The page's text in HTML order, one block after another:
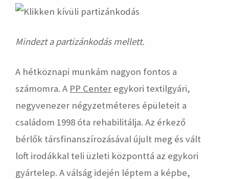
Mindezt a partizánkodás mellett.
A hétköznapi munkám nagyon fontos a
számomra. A PP Center egykori textilgyári,
negyvenezer négyzetméteres épületeit a
családom 1998 óta rehabilitálja. Az érkező
bérlők társfinanszírozásával újult meg és vált
loft irodákkal teli üzleti központtá az egykori
gyártelep. A válság idején léptem a képbe,